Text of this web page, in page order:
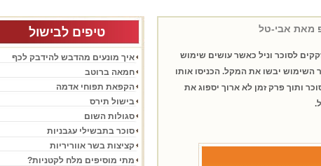
מאת אבי-טל
לסוכר וניל כאשר עושים שימוש
השימוש יבשו את המקל. הכניסו אותו
ותוך פרק זמן לא ארוך יספוג את
טיפים לבישול
איך מונעים מהדבש להידבק לכף
חמאה ברוטב
הקפאת תפוחי אדמה
בישול תירס
סגולות השום
סוכר בתבשילי עגבניות
קציצות בשר אווריריות
מתי מוסיפים מלח לקטניות?